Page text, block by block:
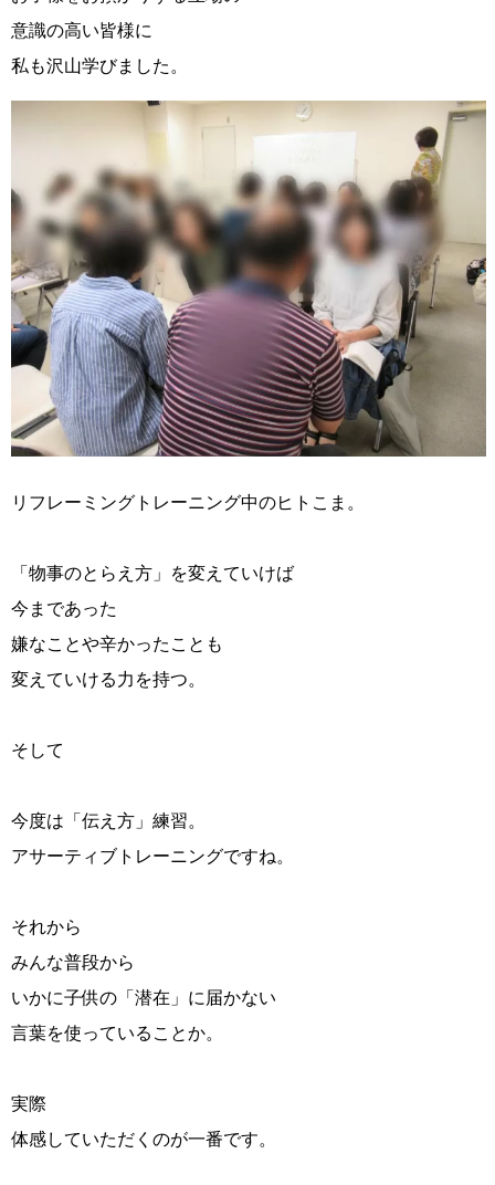
意識の高い皆様に
私も沢山学びました。
リフレーミングトレーニング中のヒトこま。
「物事のとらえ方」を変えていけば
今まであった
嫌なことや辛かったことも
変えていける力を持つ。
そして
今度は「伝え方」練習。
アサーティブトレーニングですね。
それから
みんな普段から
いかに子供の「潜在」に届かない
言葉を使っていることか。
実際
体感していただくのが一番です。